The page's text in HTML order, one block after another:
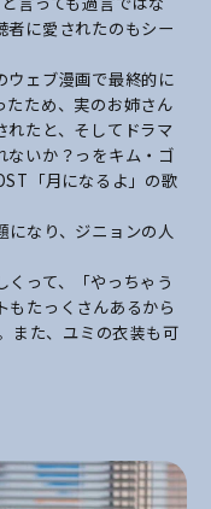
者に愛されたのもシー
ウェブ漫画で最終的に
たため、実のお姉さん
れたと、そして ドラマ
ないか？っをキム・ゴ
「月になるよ」の歌
になり、ジニョンの人
って、「やっちゃう
もたっくさんあるから
また、ユミの衣装も可